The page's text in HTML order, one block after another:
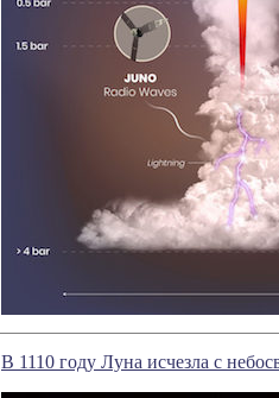
В 1110 году Луна исчезла с